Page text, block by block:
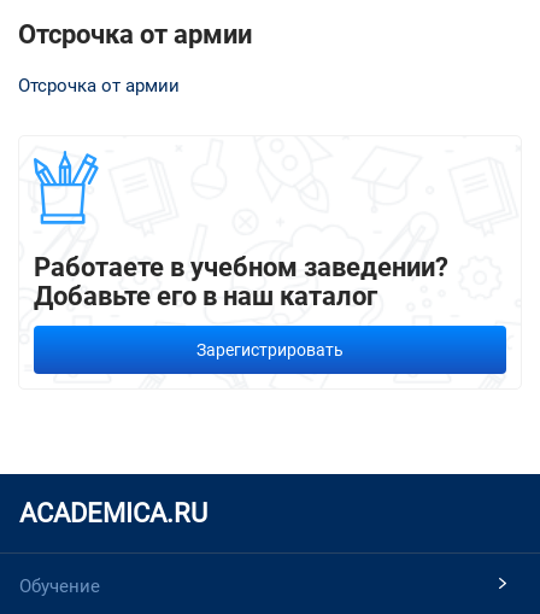
Отсрочка от армии
Отсрочка от армии
Работаете в учебном заведении?
Добавьте его в наш каталог
Зарегистрировать
ACADEMICA.RU
Обучение